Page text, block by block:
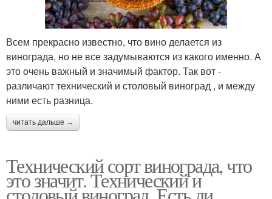
Всем прекрасно известно, что вино делается из
винограда, но не все задумываются из какого именно. А
это очень важный и значимый фактор. Так вот -
различают технический и столовый виноград , и между
ними есть разница.
читать дальше →
Технический сорт винограда, что
это значит. Технический и